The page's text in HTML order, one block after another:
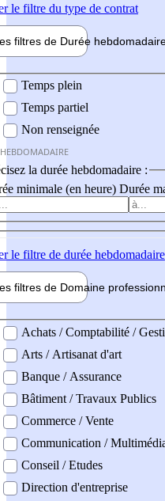
le filtre du type de contrat
filtres de Durée hebdo
Temps plein
Temps partiel
Non renseignée
la durée hebdomadaire :
minimale (en heure) Durée
le filtre de durée hebdomadaire
filtres de Domaine pro
professionel
Achats / Comptabilité /
Arts / Artisanat d'art
Banque / Assurance
Bâtiment / Travaux Publics
Commerce / Vente
Communication /
Conseil / Etudes
Direction d'entreprise